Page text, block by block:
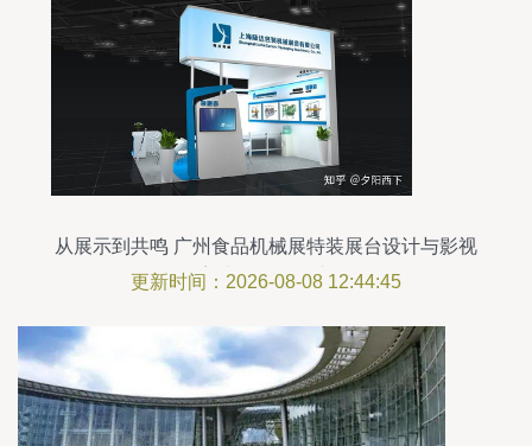
从展示到共鸣 广州食品机械展特装展台设计与影视
美术的道具叙事
更新时间：2026-08-08 12:44:45